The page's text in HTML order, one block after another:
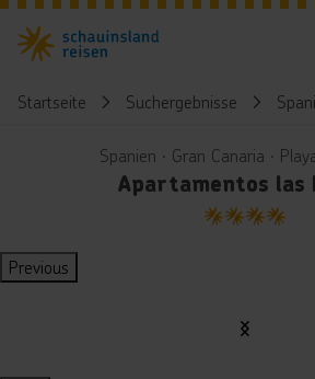
Startseite Suchergebnisse
Spanien ∙ Gran Canaria ∙
Apartamentos las
4
Previous